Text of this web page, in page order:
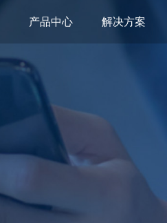
产品中心 解决方案